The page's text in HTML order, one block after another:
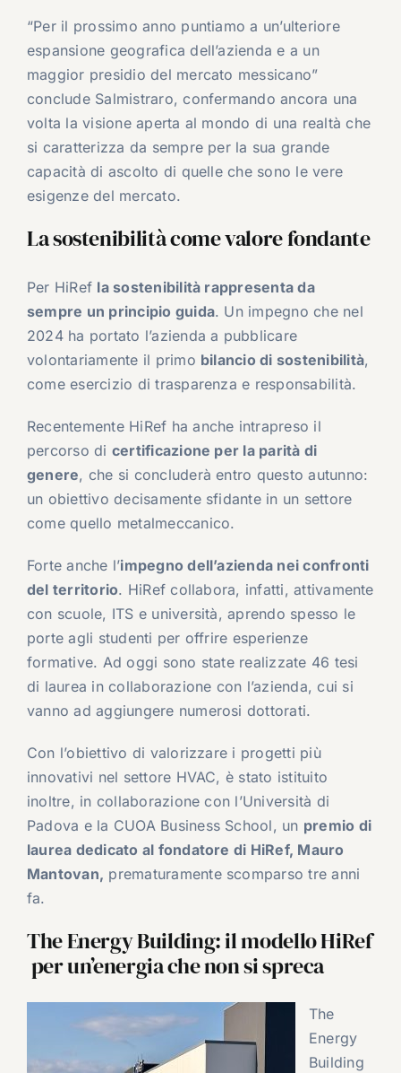
“Per il prossimo anno puntiamo a un’ulteriore
espansione geografica dell’azienda e a un
maggior presidio del mercato messicano”
conclude Salmistraro, confermando ancora una
volta la visione aperta al mondo di una realtà che
si caratterizza da sempre per la sua grande
capacità di ascolto di quelle che sono le vere
esigenze del mercato.
La sostenibilità come valore fondante
Per HiRef la sostenibilità rappresenta da
sempre un principio guida. Un impegno che nel
2024 ha portato l’azienda a pubblicare
volontariamente il primo bilancio di sostenibilità,
come esercizio di trasparenza e responsabilità.
Recentemente HiRef ha anche intrapreso il
percorso di certificazione per la parità di
genere, che si concluderà entro questo autunno:
un obiettivo decisamente sfidante in un settore
come quello metalmeccanico.
Forte anche l’impegno dell’azienda nei confronti
del territorio. HiRef collabora, infatti, attivamente
con scuole, ITS e università, aprendo spesso le
porte agli studenti per offrire esperienze
formative. Ad oggi sono state realizzate 46 tesi
di laurea in collaborazione con l’azienda, cui si
vanno ad aggiungere numerosi dottorati.
Con l’obiettivo di valorizzare i progetti più
innovativi nel settore HVAC, è stato istituito
inoltre, in collaborazione con l’Università di
Padova e la CUOA Business School, un premio di
laurea dedicato al fondatore di HiRef, Mauro
Mantovan, prematuramente scomparso tre anni
fa.
The Energy Building: il modello HiRef
per un’energia che non si spreca
The
Energy
Building